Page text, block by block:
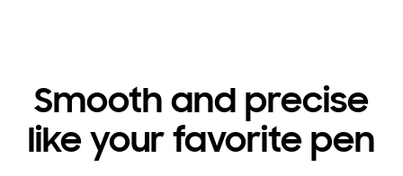
Smooth and precise
like your favorite pen